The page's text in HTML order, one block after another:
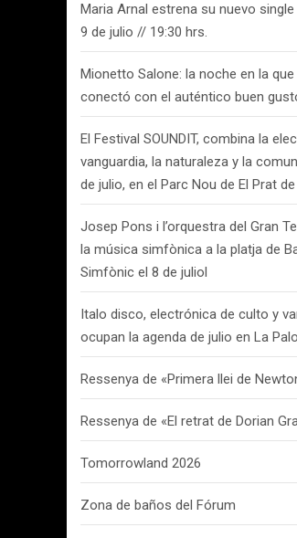
Maria Arnal estrena su nuevo
9 de julio // 19:30 hrs.
Mionetto Salone: la noche en la
conectó con el auténtico buen
El Festival SOUNDIT, combina la
vanguardia, la naturaleza y la
de julio, en el Parc Nou de El Prat
Josep Pons i l’orquestra del Gran
la música simfònica a la platja de
Simfònic el 8 de juliol
Italo disco, electrónica de culto y
ocupan la agenda de julio en La
Ressenya de «Primera llei de
Ressenya de «El retrat de Dorian
Tomorrowland 2026
Zona de baños del Fórum